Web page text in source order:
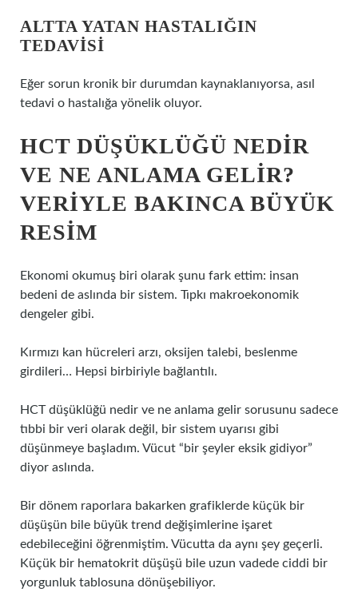
ALTTA YATAN HASTALIĞIN
TEDAVISI
Eğer sorun kronik bir durumdan kaynaklanıyorsa, asıl
tedavi o hastalığa yönelik oluyor.
HCT DÜŞÜKLÜĞÜ NEDIR
VE NE ANLAMA GELIR?
VERIYLE BAKINCA BÜYÜK
RESIM
Ekonomi okumuş biri olarak şunu fark ettim: insan
bedeni de aslında bir sistem. Tıpkı makroekonomik
dengeler gibi.
Kırmızı kan hücreleri arzı, oksijen talebi, beslenme
girdileri… Hepsi birbiriyle bağlantılı.
HCT düşüklüğü nedir ve ne anlama gelir sorusunu sadece
tıbbi bir veri olarak değil, bir sistem uyarısı gibi
düşünmeye başladım. Vücut “bir şeyler eksik gidiyor”
diyor aslında.
Bir dönem raporlara bakarken grafiklerde küçük bir
düşüşün bile büyük trend değişimlerine işaret
edebileceğini öğrenmiştim. Vücutta da aynı şey geçerli.
Küçük bir hematokrit düşüşü bile uzun vadede ciddi bir
yorgunluk tablosuna dönüşebiliyor.